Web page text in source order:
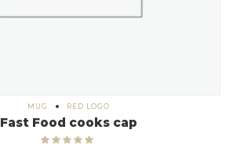
MUG RED LOGO
Fast Food cooks cap